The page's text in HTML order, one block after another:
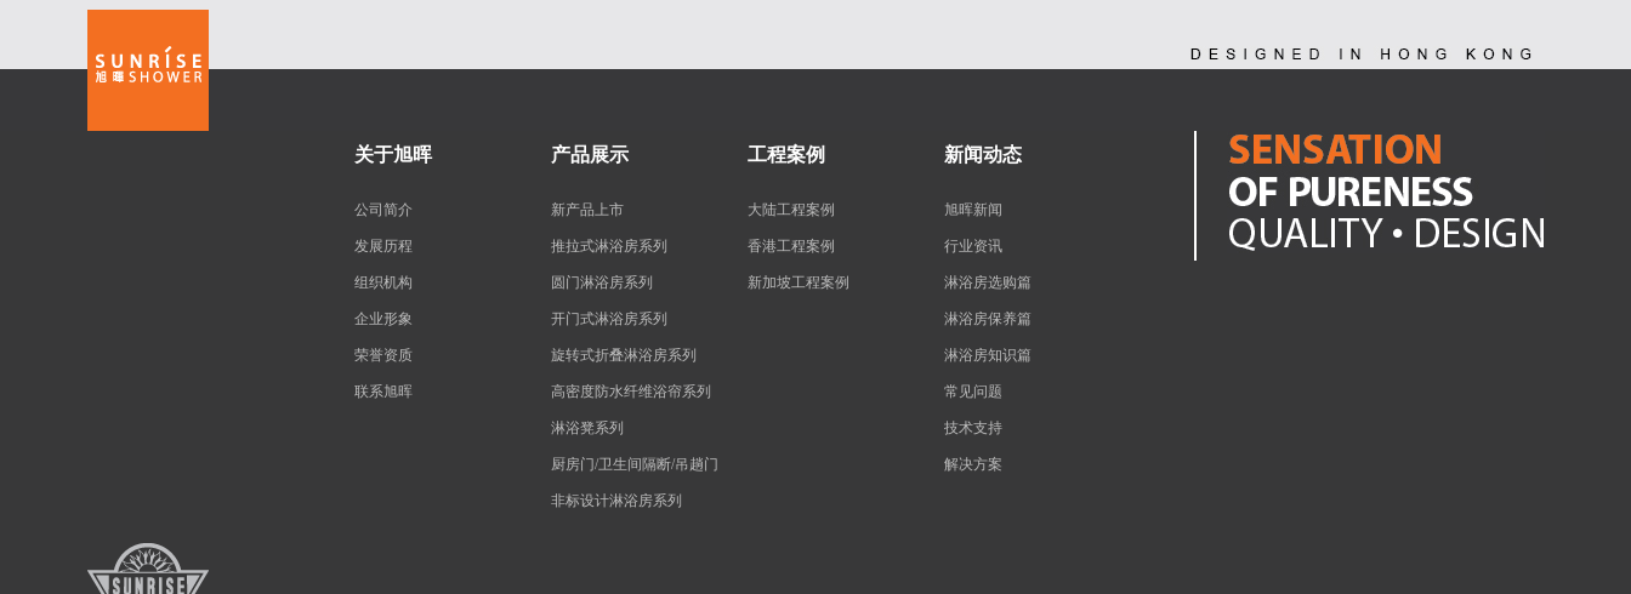
关于旭晖
公司简介
发展历程
组织机构
企业形象
荣誉资质
联系旭晖
产品展示
新产品上市
推拉式淋浴房系列
圆门淋浴房系列
开门式淋浴房系列
旋转式折叠淋浴房系列
高密度防水纤维浴帘系列
淋浴凳系列
厨房门/卫生间隔断/吊趟门
非标设计淋浴房系列
工程案例
大陆工程案例
香港工程案例
新加坡工程案例
新闻动态
旭晖新闻
行业资讯
淋浴房选购篇
淋浴房保养篇
淋浴房知识篇
常见问题
技术支持
解决方案